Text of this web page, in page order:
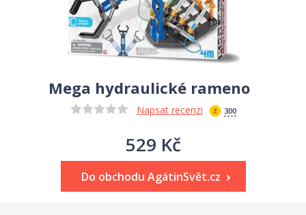
Mega hydraulické rameno
Napsat recenzi 300
529 Kč
Do obchodu AgátinSvět.cz